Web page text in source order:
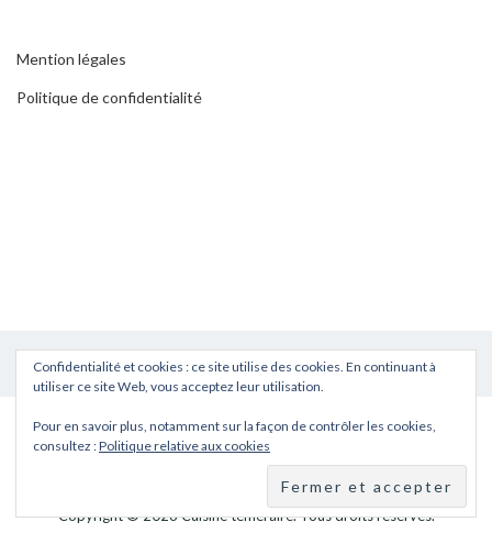
Mention légales
Politique de confidentialité
Copyright © 2026Cuisine téméraire. Tous droits réservés.
Confidentialité et cookies : ce site utilise des cookies. En continuant à
utiliser ce site Web, vous acceptez leur utilisation.
Pour en savoir plus, notamment sur la façon de contrôler les cookies,
consultez :Politique relative aux cookies